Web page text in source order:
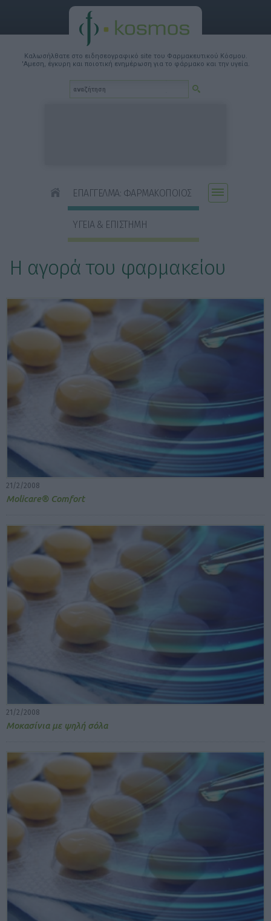
Καλωσήλθατε στο ειδησεογραφικό site του Φαρμακευτικού Κόσμου.
'Αμεση, έγκυρη και ποιοτική ενημέρωση για το φάρμακο και την υγεία.
ΕΠΑΓΓΕΛΜΑ: ΦΑΡΜΑΚΟΠΟΙΟΣ
ΥΓΕΙΑ & ΕΠΙΣΤΗΜΗ
Η αγορά του φαρμακείου
ΕΠΙΛΟΓΕΣ ΕΜΦΑΝΙΣΗΣ ΑΡΘΡΩΝ:
21/2/2008
Molicare® Comfort
21/2/2008
Mοκασίνια με ψηλή σόλα